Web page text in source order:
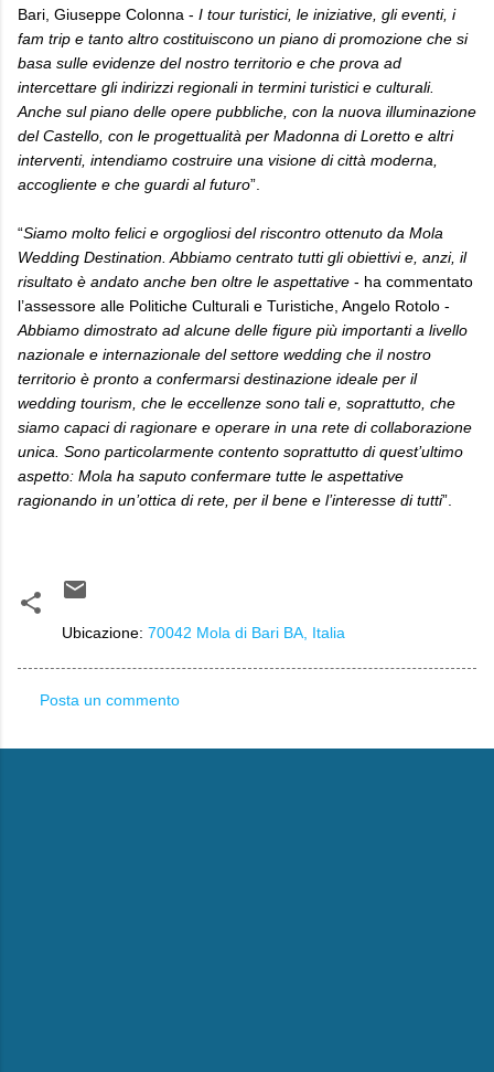
Bari, Giuseppe Colonna - I tour turistici, le iniziative, gli eventi, i
fam trip e tanto altro costituiscono un piano di promozione che si
basa sulle evidenze del nostro territorio e che prova ad
intercettare gli indirizzi regionali in termini turistici e culturali.
Anche sul piano delle opere pubbliche, con la nuova illuminazione
del Castello, con le progettualità per Madonna di Loretto e altri
interventi, intendiamo costruire una visione di città moderna,
accogliente e che guardi al futuro”.
“Siamo molto felici e orgogliosi del riscontro ottenuto da Mola
Wedding Destination. Abbiamo centrato tutti gli obiettivi e, anzi, il
risultato è andato anche ben oltre le aspettative - ha commentato
l’assessore alle Politiche Culturali e Turistiche, Angelo Rotolo -
Abbiamo dimostrato ad alcune delle figure più importanti a livello
nazionale e internazionale del settore wedding che il nostro
territorio è pronto a confermarsi destinazione ideale per il
wedding tourism, che le eccellenze sono tali e, soprattutto, che
siamo capaci di ragionare e operare in una rete di collaborazione
unica. Sono particolarmente contento soprattutto di quest’ultimo
aspetto: Mola ha saputo confermare tutte le aspettative
ragionando in un’ottica di rete, per il bene e l’interesse di tutti”.
Ubicazione: 70042 Mola di Bari BA, Italia
o
Posta un commento